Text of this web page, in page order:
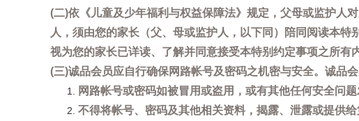
(二)依《儿童及少年福利与权益保障法》规定，父母或监护人
人，须由您的家长（父、母或监护人，以下同）陪同阅读本
视为您的家长已详读、了解并同意接受本特别约定事项之所有
(三)诚品会员应自行确保网路帐号及密码之机密与安全。诚品
网路帐号或密码如被冒用或盗用，或有其他任何安全问
不得将帐号、密码及其他相关资料，揭露、泄露或提供